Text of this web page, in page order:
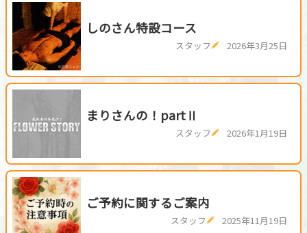
しのさん特設コース
スタッフ 2026年3月25日
まりさんの！partⅡ
スタッフ 2026年1月19日
ご予約に関するご案内
スタッフ 2025年11月19日